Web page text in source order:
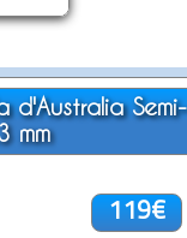
d'Australia Semi-
mm
119€